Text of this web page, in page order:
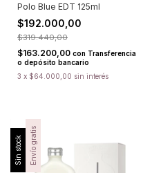
Polo Blue EDT 125ml
$192.000,00
$319.440,00
$163.200,00 con Transferencia
o depósito bancario
3 x $64.000,00 sin interés
Sin stock Envío gratis